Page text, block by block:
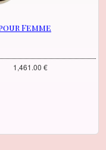
Femme
1,461.00 €